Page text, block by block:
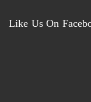
Like Us On